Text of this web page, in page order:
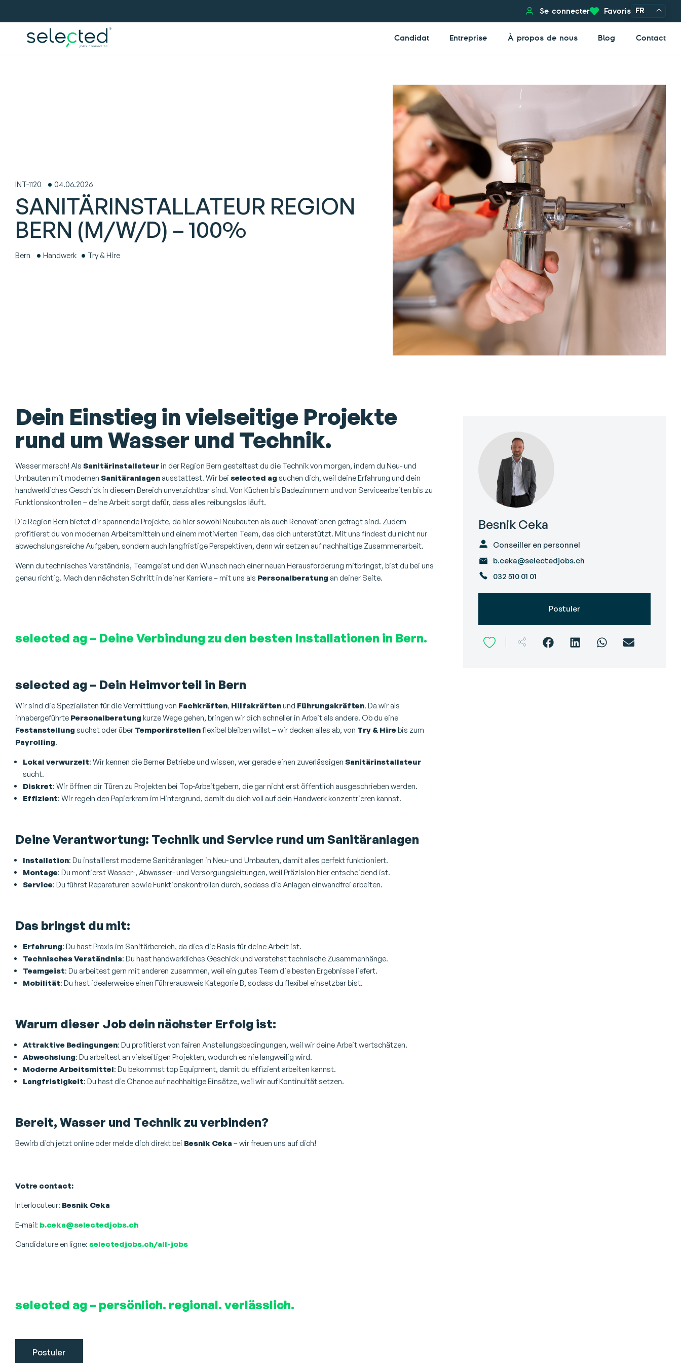
Se connecter Favoris FR
Candidat Entreprise À propos de nous Blog Contact
INT-1120 04.06.2026
SANITÄRINSTALLATEUR REGION
BERN (M/W/D) – 100%
Bern Handwerk Try & Hire
Dein Einstieg in vielseitige Projekte
rund um Wasser und Technik.
Wasser marsch! Als Sanitärinstallateur in der Region Bern gestaltest du die Technik von morgen, indem du Neu- und
Umbauten mit modernen Sanitäranlagen ausstattest. Wir bei selected ag suchen dich, weil deine Erfahrung und dein
handwerkliches Geschick in diesem Bereich unverzichtbar sind. Von Küchen bis Badezimmern und von Servicearbeiten bis zu
Funktionskontrollen – deine Arbeit sorgt dafür, dass alles reibungslos läuft.
Die Region Bern bietet dir spannende Projekte, da hier sowohl Neubauten als auch Renovationen gefragt sind. Zudem
profitierst du von modernen Arbeitsmitteln und einem motivierten Team, das dich unterstützt. Mit uns findest du nicht nur
abwechslungsreiche Aufgaben, sondern auch langfristige Perspektiven, denn wir setzen auf nachhaltige Zusammenarbeit.
Wenn du technisches Verständnis, Teamgeist und den Wunsch nach einer neuen Herausforderung mitbringst, bist du bei uns
genau richtig. Mach den nächsten Schritt in deiner Karriere – mit uns als Personalberatung an deiner Seite.
selected ag – Deine Verbindung zu den besten Installationen in Bern.
selected ag – Dein Heimvorteil in Bern
Wir sind die Spezialisten für die Vermittlung von Fachkräften, Hilfskräftenund Führungskräften. Da wir als
inhabergeführte Personalberatung kurze Wege gehen, bringen wir dich schneller in Arbeit als andere. Ob du eine
Festanstellung suchst oder über Temporärstellenflexibel bleiben willst – wir decken alles ab, von Try & Hirebis zum
Payrolling.
Lokal verwurzelt: Wir kennen die Berner Betriebe und wissen, wer gerade einen zuverlässigen Sanitärinstallateur
sucht.
Diskret: Wir öffnen dir Türen zu Projekten bei Top-Arbeitgebern, die gar nicht erst öffentlich ausgeschrieben werden.
Effizient: Wir regeln den Papierkram im Hintergrund, damit du dich voll auf dein Handwerk konzentrieren kannst.
Deine Verantwortung: Technik und Service rund um Sanitäranlagen
Installation: Du installierst moderne Sanitäranlagen in Neu- und Umbauten, damit alles perfekt funktioniert.
Montage: Du montierst Wasser-, Abwasser- und Versorgungsleitungen, weil Präzision hier entscheidend ist.
Service: Du führst Reparaturen sowie Funktionskontrollen durch, sodass die Anlagen einwandfrei arbeiten.
Das bringst du mit:
Erfahrung: Du hast Praxis im Sanitärbereich, da dies die Basis für deine Arbeit ist.
Technisches Verständnis: Du hast handwerkliches Geschick und verstehst technische Zusammenhänge.
Teamgeist: Du arbeitest gern mit anderen zusammen, weil ein gutes Team die besten Ergebnisse liefert.
Mobilität: Du hast idealerweise einen Führerausweis Kategorie B, sodass du flexibel einsetzbar bist.
Warum dieser Job dein nächster Erfolg ist:
Attraktive Bedingungen: Du profitierst von fairen Anstellungsbedingungen, weil wir deine Arbeit wertschätzen.
Abwechslung: Du arbeitest an vielseitigen Projekten, wodurch es nie langweilig wird.
Moderne Arbeitsmittel: Du bekommst top Equipment, damit du effizient arbeiten kannst.
Langfristigkeit: Du hast die Chance auf nachhaltige Einsätze, weil wir auf Kontinuität setzen.
Bereit, Wasser und Technik zu verbinden?
Bewirb dich jetzt online oder melde dich direkt bei Besnik Ceka – wir freuen uns auf dich!
Votre contact:
Interlocuteur: Besnik Ceka
E-mail: b.ceka@selectedjobs.ch
Candidature en ligne: selectedjobs.ch/all-jobs
selected ag – persönlich. regional. verlässlich.
Besnik Ceka
Conseiller en personnel
b.ceka@selectedjobs.ch
032 510 01 01
Postuler